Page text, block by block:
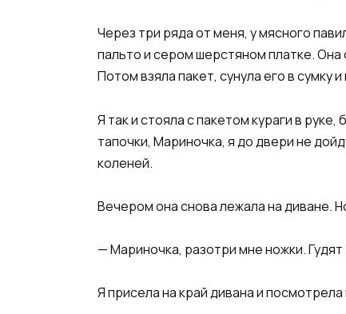
Через три ряда от меня, у мясного
пальто и сером шерстяном платке. Она
Потом взяла пакет, сунула его в
Я так и стояла с пакетом кураги в
тапочки, Мариночка, я до двери не
коленей.
Вечером она снова лежала на диване.
— Мариночка, разотри мне ножки. Гудят
Я присела на край дивана и посмотрела